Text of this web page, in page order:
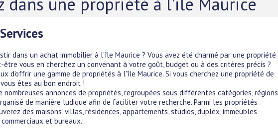
dans un achat immobilier à l'île Maurice ? Vous avez été charmé par une propriété
vous en cherchez un convenant à votre goût, budget ou à des critères précis ?
d'offrir une gamme de propriétés à l'île Maurice. Si vous cherchez une propriété de
êtes au bon endroit !
nombreuses annonces de propriétés, regroupées sous différentes catégories, régions
de manière ludique afin de faciliter votre recherche. Parmi les propriétés
des maisons, villas, résidences, appartements, studios, duplex, immeubles
et bureaux.